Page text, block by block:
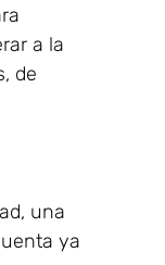
a la
de
una
ya